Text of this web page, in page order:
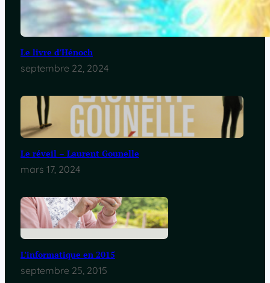
Le livre d’Hénoch
septembre 22, 2024
Le réveil – Laurent Gounelle
mars 17, 2024
L’informatique en 2015
septembre 25, 2015